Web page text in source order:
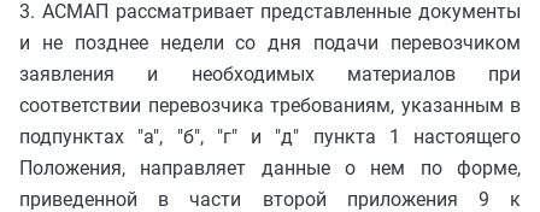
3. АСМАП рассматривает представленные документы
и не позднее недели со дня подачи перевозчиком
заявления и необходимых материалов при
соответствии перевозчика требованиям, указанным в
подпунктах "а", "б", "г" и "д" пункта 1 настоящего
Положения, направляет данные о нем по форме,
приведенной в части второй приложения 9 к